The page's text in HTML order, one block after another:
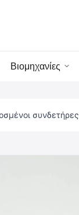
Βιομηχανίες
συνδετήρες